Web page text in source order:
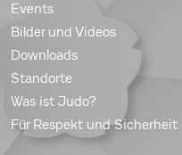
Events
Bilder und Videos
Downloads
Standorte
Was ist Judo?
Für Respekt und Sicherheit